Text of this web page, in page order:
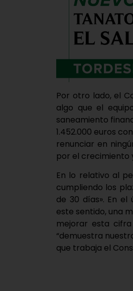
Por otro lado, el
algo que el
saneamiento
1.452.000 euros
renunciar en
por el crecimiento
En lo relativo al
cumpliendo los
de 30 días». En
este sentido, una
mejorar esta
“demuestra
que trabaja el